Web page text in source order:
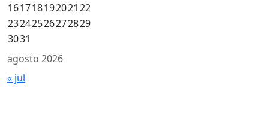
agosto 2026
161718192021 22
23242526272829
3031
« jul